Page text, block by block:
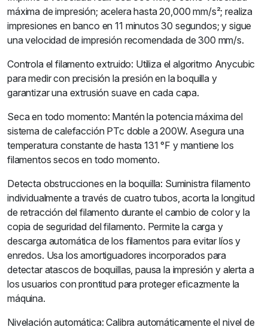
máxima de impresión; acelera hasta 20,000 mm/s²; realiza
impresiones en banco en 11 minutos 30 segundos; y sigue
una velocidad de impresión recomendada de 300 mm/s.
Controla el filamento extruido: Utiliza el algoritmo Anycubic
para medir con precisión la presión en la boquilla y
garantizar una extrusión suave en cada capa.
Seca en todo momento: Mantén la potencia máxima del
sistema de calefacción PTc doble a 200W. Asegura una
temperatura constante de hasta 131 °F y mantiene los
filamentos secos en todo momento.
Detecta obstrucciones en la boquilla: Suministra filamento
individualmente a través de cuatro tubos, acorta la longitud
de retracción del filamento durante el cambio de color y la
copia de seguridad del filamento. Permite la carga y
descarga automática de los filamentos para evitar líos y
enredos. Usa los amortiguadores incorporados para
detectar atascos de boquillas, pausa la impresión y alerta a
los usuarios con prontitud para proteger eficazmente la
máquina.
Nivelación automática: Calibra automáticamente el nivel de